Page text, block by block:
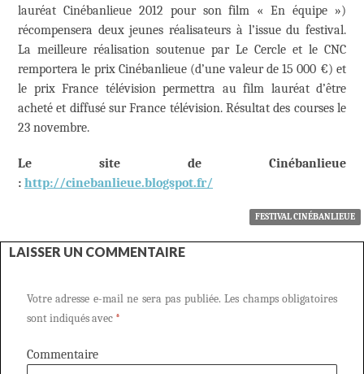
lauréat Cinébanlieue 2012 pour son film « En équipe »)
récompensera deux jeunes réalisateurs à l’issue du festival.
La meilleure réalisation soutenue par Le Cercle et le CNC
remportera le prix Cinébanlieue (d’une valeur de 15 000 €) et
le prix France télévision permettra au film lauréat d’être
acheté et diffusé sur France télévision. Résultat des courses le
23 novembre.
Le site de Cinébanlieue
: http://cinebanlieue.blogspot.fr/
FESTIVAL CINÉBANLIEUE
LAISSER UN COMMENTAIRE
Votre adresse e-mail ne sera pas publiée. Les champs obligatoires
sont indiqués avec *
Commentaire